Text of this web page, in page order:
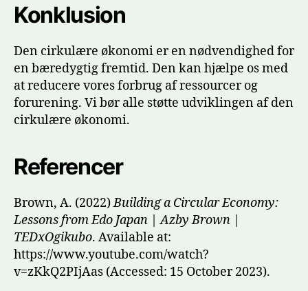
Konklusion
Den cirkulære økonomi er en nødvendighed for
en bæredygtig fremtid. Den kan hjælpe os med
at reducere vores forbrug af ressourcer og
forurening. Vi bør alle støtte udviklingen af den
cirkulære økonomi.
Referencer
Brown, A. (2022)Building a Circular Economy:
Lessons from Edo Japan | Azby Brown |
TEDxOgikubo. Available at:
https://www.youtube.com/watch?
v=zKkQ2PIjAas (Accessed: 15 October 2023).